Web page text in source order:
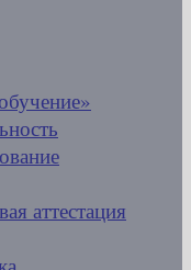
аттестация